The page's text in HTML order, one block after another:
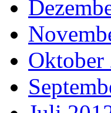
Oktober